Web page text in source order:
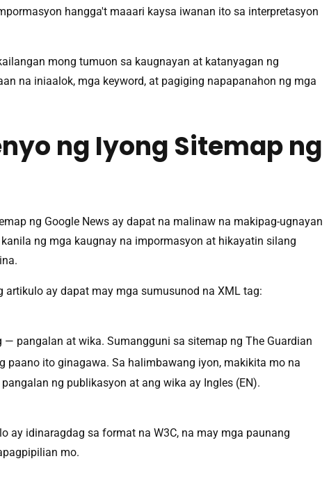
hangga't maaari kaysa iwanan ito sa interpretasyon
mong tumuon sa kaugnayan at katanyagan ng
na iniaalok, mga keyword, at pagiging napapanahon ng mga
ng Iyong Sitemap ng
ng Google News ay dapat na malinaw na makipag-ugnayan
ng mga kaugnay na impormasyon at hikayatin silang
artikulo ay dapat may mga sumusunod na XML tag:
pangalan at wika. Sumangguni sa sitemap ng The Guardian
paano ito ginagawa. Sa halimbawang iyon, makikita mo na
ng publikasyon at ang wika ay Ingles (EN).
ay idinaragdag sa format na W3C, na may mga paunang
mo.